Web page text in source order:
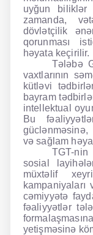
uyğun
zamanda,
dövlətçilik
qorunması
həyata keçirilir.
Tələbə
vaxtlarının
kütləvi
bayram
intellektual
Bu
güclənməsinə,
və sağlam
TGT-
sosial
müxtəlif
kampaniyaları
cəmiyyətə
fəaliyyətlər
yetişməsinə